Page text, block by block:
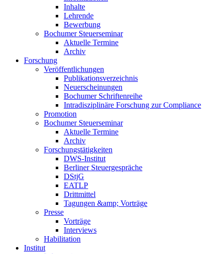
Inhalte
Lehrende
Bewerbung
Bochumer Steuerseminar
Aktuelle Termine
Archiv
Forschung
Veröffentlichungen
Publikationsverzeichnis
Neuerscheinungen
Bochumer Schriftenreihe
Intradisziplinäre Forschung zur Compliance
Promotion
Bochumer Steuerseminar
Aktuelle Termine
Archiv
Forschungstätigkeiten
DWS-Institut
Berliner Steuergespräche
DStjG
EATLP
Drittmittel
Tagungen &amp; Vorträge
Presse
Vorträge
Interviews
Habilitation
Institut